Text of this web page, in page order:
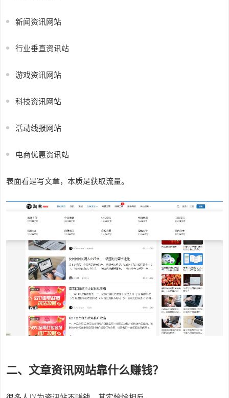
新闻资讯网站
行业垂直资讯站
游戏资讯网站
科技资讯网站
活动线报网站
电商优惠资讯站
表面看是写文章，本质是获取流量。
二、文章资讯网站靠什么赚钱？